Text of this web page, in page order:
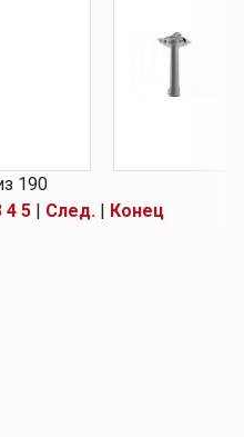
190
4 5| След.| Конец